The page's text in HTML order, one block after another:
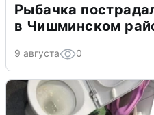
Рыбачка
в Чишминском
9 августа 0